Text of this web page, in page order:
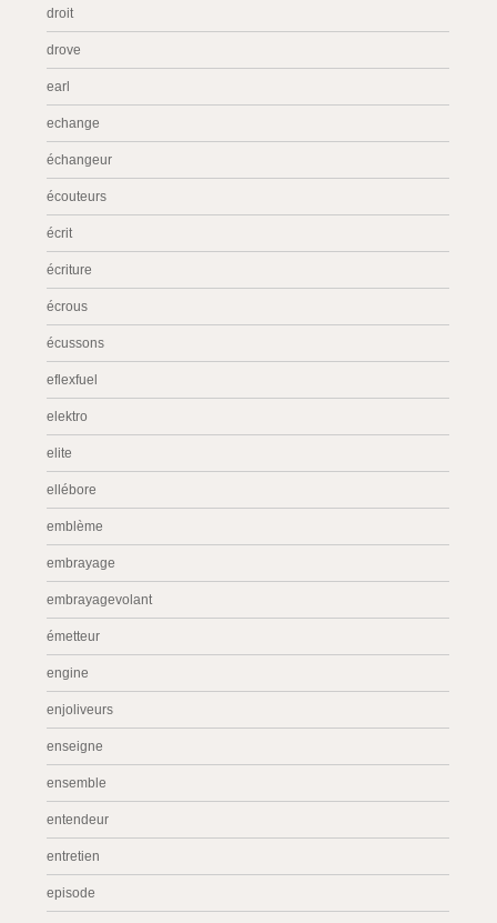
droit
drove
earl
echange
échangeur
écouteurs
écrit
écriture
écrous
écussons
eflexfuel
elektro
elite
ellébore
emblème
embrayage
embrayagevolant
émetteur
engine
enjoliveurs
enseigne
ensemble
entendeur
entretien
episode